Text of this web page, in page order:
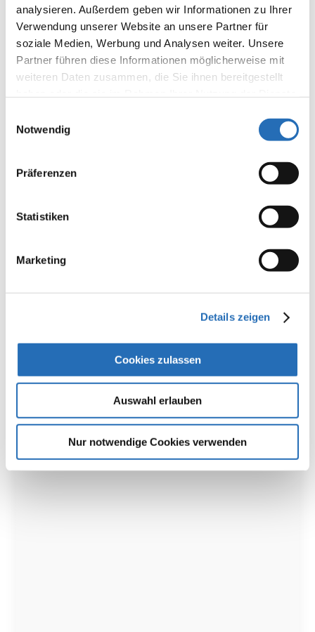
analysieren. Außerdem geben wir Informationen zu Ihrer
Verwendung unserer Website an unsere Partner für
soziale Medien, Werbung und Analysen weiter. Unsere
Partner führen diese Informationen möglicherweise mit
weiteren Daten zusammen, die Sie ihnen bereitgestellt
Cookies, wenn Sie unsere Webseite weiterhin nutzen.
Notwendig
Präferenzen
Statistiken
Marketing
Details zeigen
Cookies zulassen
Auswahl erlauben
Nur notwendige Cookies verwenden